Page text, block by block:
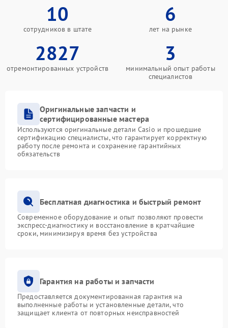
10
сотрудников в штате
6
лет на рынке
2827
отремонтированных устройств
3
минимальный опыт работы
специалистов
Оригинальные запчасти и
сертифицированные мастера
Используются оригинальные детали Casio и прошедшие
сертификацию специалисты, что гарантирует корректную
работу после ремонта и сохранение гарантийных
обязательств
Бесплатная диагностика и быстрый ремонт
Современное оборудование и опыт позволяют провести
экспресс-диагностику и восстановление в кратчайшие
сроки, минимизируя время без устройства
Гарантия на работы и запчасти
Предоставляется документированная гарантия на
выполненные работы и установленные детали, что
защищает клиента от повторных неисправностей